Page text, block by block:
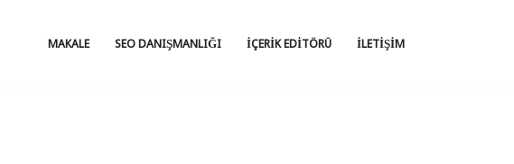
MAKALE SEO DANIŞMANLIĞI İÇERIK EDITÖRÜ İLETIŞIM